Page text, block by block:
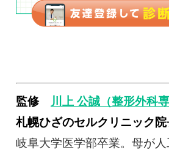
監修
川上 公誠（整形外科専
札幌ひざのセルクリニック院
岐阜大学医学部卒業。母が